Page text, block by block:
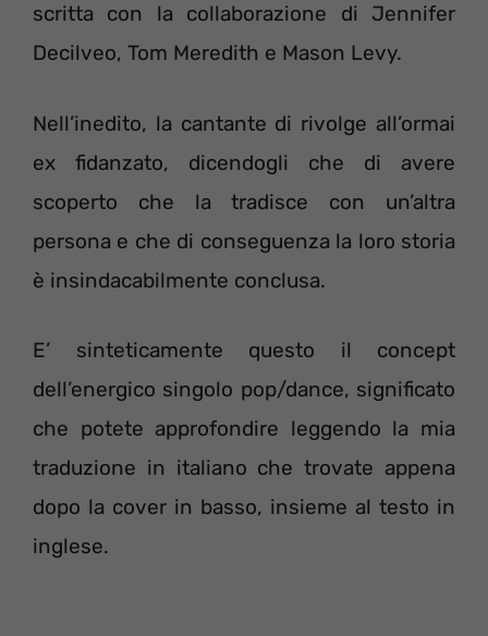
scritta con la collaborazione di Jennifer
Decilveo, Tom Meredith e Mason Levy.
Nell’inedito, la cantante di rivolge all’ormai
ex fidanzato, dicendogli che di avere
scoperto che la tradisce con un’altra
persona e che di conseguenza la loro storia
è insindacabilmente conclusa.
E’ sinteticamente questo il concept
dell’energico singolo pop/dance, significato
che potete approfondire leggendo la mia
traduzione in italiano che trovate appena
dopo la cover in basso, insieme al testo in
inglese.